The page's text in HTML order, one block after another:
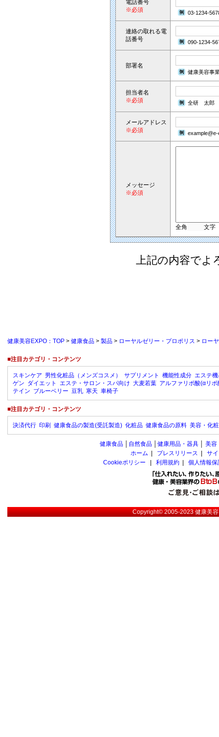
電話番号
※必須
03-1234-
連絡の取れる電
話番号
090-1234-
部署名
健康美容事
担当者名
※必須
全研 太郎
メールアドレス
※必須
メッセージ
※必須
全角 文字
上記の内容でよ
健康美容EXPO：TOP > 健康食品 > 製品 > ローヤルゼリー・プロポリス > ロー
■注目カテゴリ・コンテンツ
スキンケア 男性化粧品（メンズコスメ） サプリメント 機能性成分 エステ
ゲン ダイエット エステ・サロン・スパ向け 大麦若葉 アルファリポ酸(αリポ
テイン ブルーベリー 豆乳 寒天 車椅子
■注目カテゴリ・コンテンツ
決済代行 印刷 健康食品の製造(受託製造) 化粧品 健康食品の原料 美容・化
健康食品 自然食品 健康用品・器具 美容
ホーム
プレスリリース
サ
Cookieポリシー
利用規約 個人情報
Copyright© 2005-2023健康美